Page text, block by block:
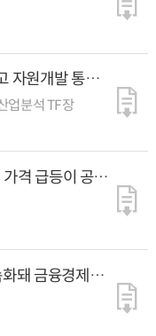
자원개발 통해
업분석 TF장
격 급등이 공급
돼 금융경제